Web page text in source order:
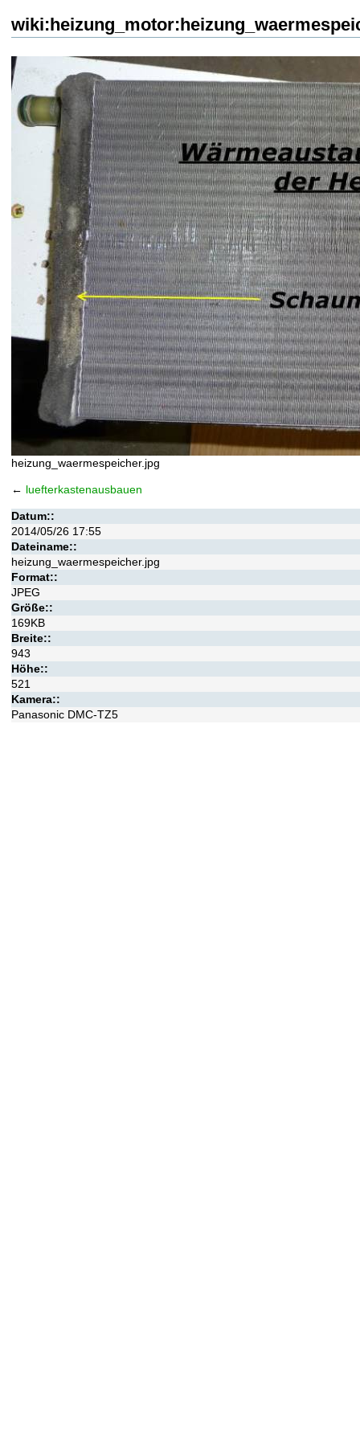
heizung_waermespeicher.jpg
← luefterkastenausbauen
Datum::
2014/05/26 17:55
Dateiname::
heizung_waermespeicher.jpg
Format::
JPEG
Größe::
169KB
Breite::
943
Höhe::
521
Kamera::
Panasonic DMC-TZ5